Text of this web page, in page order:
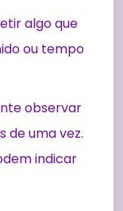
algo que
ou tempo
observar
de uma vez.
indicar